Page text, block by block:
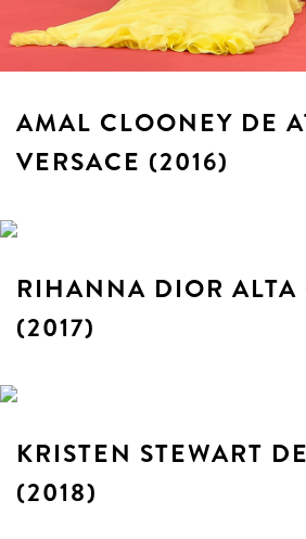
AMAL CLOONEY DE
VERSACE (2016)
RIHANNA DIOR ALTA
(2017)
KRISTEN STEWART
(2018)